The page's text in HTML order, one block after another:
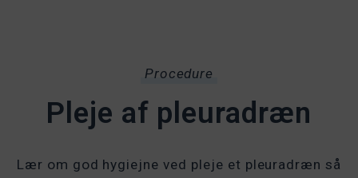
Procedure
Pleje af pleuradræn
Lær om god hygiejne ved pleje et pleuradræn så